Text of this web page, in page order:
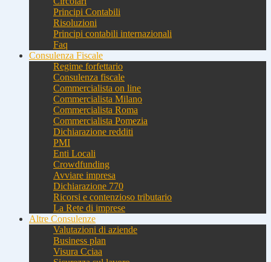
Principi Contabili
Risoluzioni
Principi contabili internazionali
Faq
Consulenza Fiscale
Regime forfettario
Consulenza fiscale
Commercialista on line
Commercialista Milano
Commercialista Roma
Commercialista Pomezia
Dichiarazione redditi
PMI
Enti Locali
Crowdfunding
Avviare impresa
Dichiarazione 770
Ricorsi e contenzioso tributario
La Rete di imprese
Altre Consulenze
Valutazioni di aziende
Business plan
Visura Cciaa